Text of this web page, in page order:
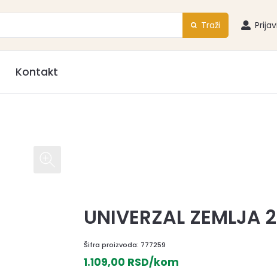
Traži
Kontakt
UNIVERZAL ZEMLJA
Šifra proizvoda: 777259
1.109,00 RSD/kom